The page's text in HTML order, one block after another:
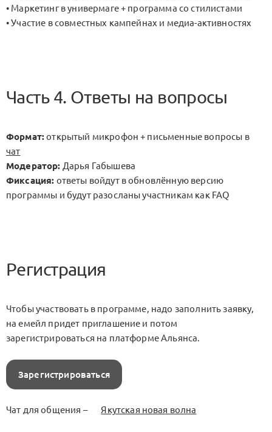
• Маркетинг в универмаге + программа со стилистами
• Участие в совместных кампейнах и медиа-активностях
Часть 4. Ответы на вопросы
Формат:открытый микрофон + письменные вопросы в
чат
Модератор: Дарья Габышева
Фиксация: ответы войдут в обновлённую версию
программы и будут разосланы участникам как FAQ
Регистрация
Чтобы участвовать в программе, надо заполнить заявку,
на емейл придет приглашение и потом
зарегистрироваться на платформе Альянса.
Зарегистрироваться
Чат для общения – Якутская новая волна